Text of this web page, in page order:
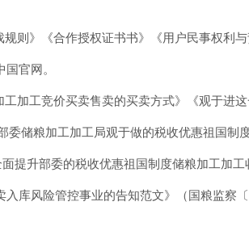
规则》《合作授权证书书》《用户民事权利
官网。
工加工竞价买卖售卖的买卖方式》《观于进
委储粮加工加工局观于做的税收优惠祖国
提升部委的税收优惠祖国制度储粮加工加
库风险管控事业的告知范文》（国粮监察〔